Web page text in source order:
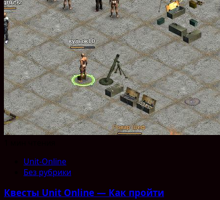
Unit-Online
Без рубрики
Квесты Unit Online — Как пройти